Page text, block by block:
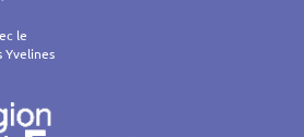
le
Yvelines